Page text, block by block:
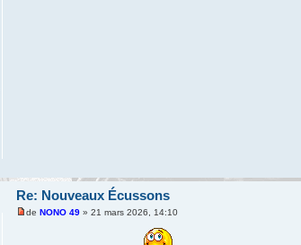
Re: Nouveaux Écussons
deNONO 49 » 21 mars 2026, 14:10